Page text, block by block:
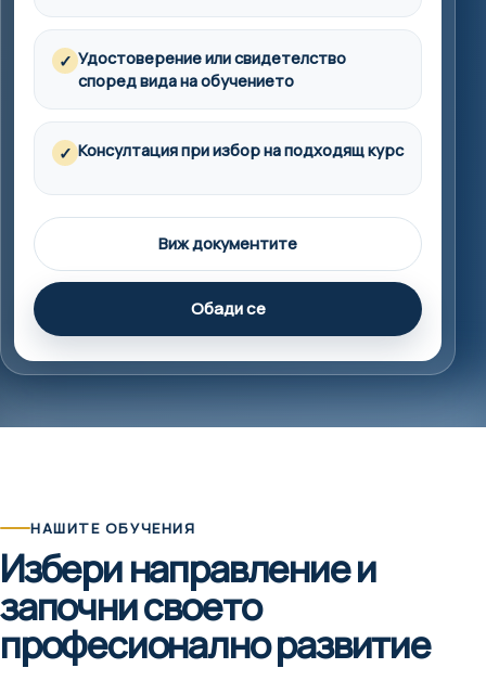
✓ Удостоверение или свидетелство
според вида на обучението
✓ Консултация при избор на подходящ курс
Виж документите
Обади се
НАШИТЕ ОБУЧЕНИЯ
Избери направление и
започни своето
професионално развитие